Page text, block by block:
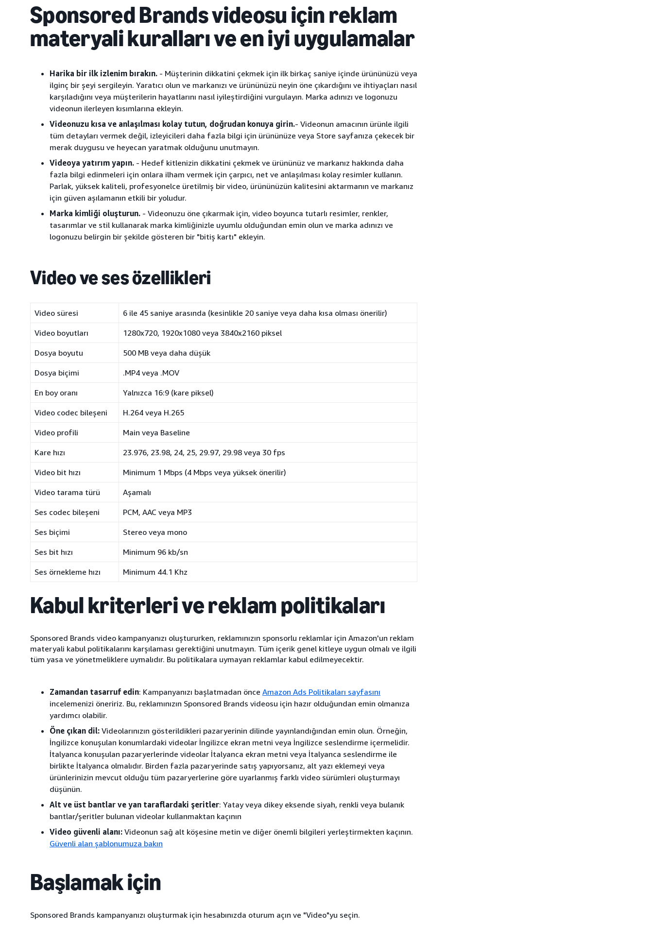
Sponsored Brands videosu için reklam
materyali kuralları ve en iyi uygulamalar
Harika bir ilk izlenim bırakın. - Müşterinin dikkatini çekmek için ilk birkaç saniye içinde ürününüzü veya
ilginç bir şeyi sergileyin. Yaratıcı olun ve markanızı ve ürününüzü neyin öne çıkardığını ve ihtiyaçları nasıl
karşıladığını veya müşterilerin hayatlarını nasıl iyileştirdiğini vurgulayın. Marka adınızı ve logonuzu
videonun ilerleyen kısımlarına ekleyin.
Videonuzu kısa ve anlaşılması kolay tutun, doğrudan konuya girin.- Videonun amacının ürünle ilgili
tüm detayları vermek değil, izleyicileri daha fazla bilgi için ürününüze veya Store sayfanıza çekecek bir
merak duygusu ve heyecan yaratmak olduğunu unutmayın.
Videoya yatırım yapın. - Hedef kitlenizin dikkatini çekmek ve ürününüz ve markanız hakkında daha
fazla bilgi edinmeleri için onlara ilham vermek için çarpıcı, net ve anlaşılması kolay resimler kullanın.
Parlak, yüksek kaliteli, profesyonelce üretilmiş bir video, ürününüzün kalitesini aktarmanın ve markanız
için güven aşılamanın etkili bir yoludur.
Marka kimliği oluşturun. - Videonuzu öne çıkarmak için, video boyunca tutarlı resimler, renkler,
tasarımlar ve stil kullanarak marka kimliğinizle uyumlu olduğundan emin olun ve marka adınızı ve
logonuzu belirgin bir şekilde gösteren bir "bitiş kartı" ekleyin.
Video ve ses özellikleri
Video süresi 6 ile 45 saniye arasında (kesinlikle 20 saniye veya daha kısa olması önerilir)
Video boyutları 1280x720, 1920x1080 veya 3840x2160 piksel
Dosya boyutu 500 MB veya daha düşük
Dosya biçimi .MP4 veya .MOV
En boy oranı Yalnızca 16:9 (kare piksel)
Video codec bileşeni H.264 veya H.265
Video profili Main veya Baseline
Kare hızı 23.976, 23.98, 24, 25, 29.97, 29.98 veya 30 fps
Video bit hızı Minimum 1 Mbps (4 Mbps veya yüksek önerilir)
Video tarama türü Aşamalı
Ses codec bileşeni PCM, AAC veya MP3
Ses biçimi Stereo veya mono
Ses bit hızı Minimum 96 kb/sn
Ses örnekleme hızı Minimum 44.1 Khz
Kabul kriterleri ve reklam politikaları
Sponsored Brands video kampanyanızı oluştururken, reklamınızın sponsorlu reklamlar için Amazon'un reklam
materyali kabul politikalarını karşılaması gerektiğini unutmayın. Tüm içerik genel kitleye uygun olmalı ve ilgili
tüm yasa ve yönetmeliklere uymalıdır. Bu politikalara uymayan reklamlar kabul edilmeyecektir.
Zamandan tasarruf edin: Kampanyanızı başlatmadan önce Amazon Ads Politikaları sayfasını
incelemenizi öneririz. Bu, reklamınızın Sponsored Brands videosu için hazır olduğundan emin olmanıza
yardımcı olabilir.
Öne çıkan dil: Videolarınızın gösterildikleri pazaryerinin dilinde yayınlandığından emin olun. Örneğin,
İngilizce konuşulan konumlardaki videolar İngilizce ekran metni veya İngilizce seslendirme içermelidir.
İtalyanca konuşulan pazaryerlerinde videolar İtalyanca ekran metni veya İtalyanca seslendirme ile
birlikte İtalyanca olmalıdır. Birden fazla pazaryerinde satış yapıyorsanız, alt yazı eklemeyi veya
ürünlerinizin mevcut olduğu tüm pazaryerlerine göre uyarlanmış farklı video sürümleri oluşturmayı
düşünün.
Alt ve üst bantlar ve yan taraflardaki şeritler: Yatay veya dikey eksende siyah, renkli veya bulanık
bantlar/şeritler bulunan videolar kullanmaktan kaçının
Video güvenli alanı: Videonun sağ alt köşesine metin ve diğer önemli bilgileri yerleştirmekten kaçının.
Güvenli alan şablonumuza bakın
Başlamak için
Sponsored Brands kampanyanızı oluşturmak için hesabınızda oturum açın ve "Video"yu seçin.